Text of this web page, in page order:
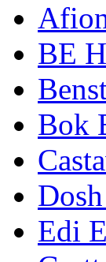
BE
Bok
Edi